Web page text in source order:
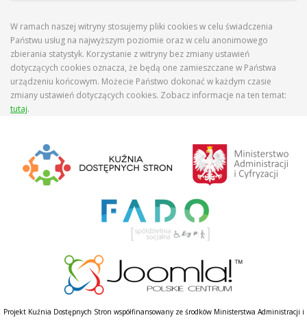
W ramach naszej witryny stosujemy pliki cookies w celu świadczenia
Państwu usług na najwyższym poziomie oraz w celu anonimowego
zbierania statystyk. Korzystanie z witryny bez zmiany ustawień
dotyczących cookies oznacza, że będą one zamieszczane w Państwa
urządzeniu końcowym. Możecie Państwo dokonać w każdym czasie
zmiany ustawień dotyczących cookies. Zobacz informacje na ten temat:
tutaj.
Projekt Kuźnia Dostępnych Stron współfinansowany ze środków Ministerstwa Administracji i